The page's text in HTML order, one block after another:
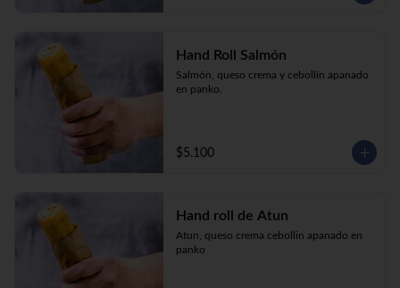
Hand Roll Salmón
Salmón, queso crema y cebollín apanado
en panko.
$5.100
Hand roll de Atun
Atun, queso crema cebollin apanado en
panko